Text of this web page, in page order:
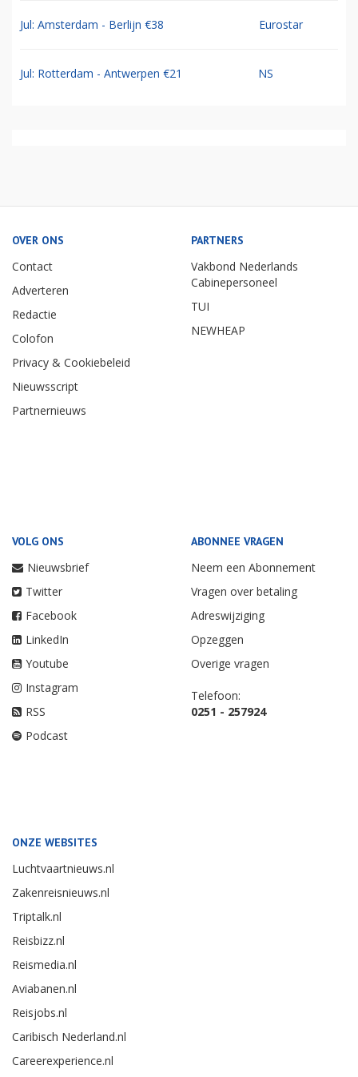
Jul: Amsterdam - Berlijn €38 Eurostar
Jul: Rotterdam - Antwerpen €21 NS
OVER ONS
Contact
Adverteren
Redactie
Colofon
Privacy & Cookiebeleid
Nieuwsscript
Partnernieuws
PARTNERS
Vakbond Nederlands
Cabinepersoneel
TUI
NEWHEAP
VOLG ONS
Nieuwsbrief
Twitter
Facebook
LinkedIn
Youtube
Instagram
RSS
Podcast
ABONNEE VRAGEN
Neem een Abonnement
Vragen over betaling
Adreswijziging
Opzeggen
Overige vragen
Telefoon:
0251 - 257924
ONZE WEBSITES
Luchtvaartnieuws.nl
Zakenreisnieuws.nl
Triptalk.nl
Reisbizz.nl
Reismedia.nl
Aviabanen.nl
Reisjobs.nl
Caribisch Nederland.nl
Careerexperience.nl